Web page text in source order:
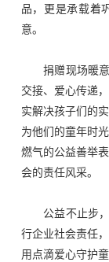
物资招标
联系我们
品， 更是承载着
意。
捐赠现场暖意
交接、爱心传递
实解决孩子们的
为他们的童年时
燃气的公益善举
会的责任风采。
公益不止步，
行企业社会责任
用点滴爱心守护